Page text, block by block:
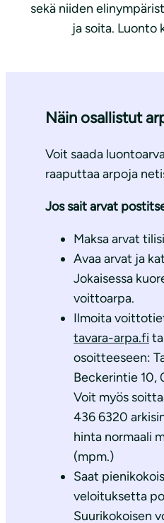
sekä niiden
ja soita. Luonto
Näin osallistut
Voit saada
raaputtaa arpoja
Jos sait arvat
Maksa arvat
Avaa arvat ja
Jokaisessa
voittoarpa.
Ilmoita
tavara-arpa.fi
osoitteeseen:
Beckerintie 10,
Voit myös
436 6320
hinta normaali
(mpm.)
Saat
veloituksetta
Suurikokoisen